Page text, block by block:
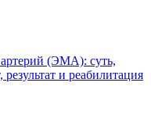
(ЭМА): суть,
и реабилитация